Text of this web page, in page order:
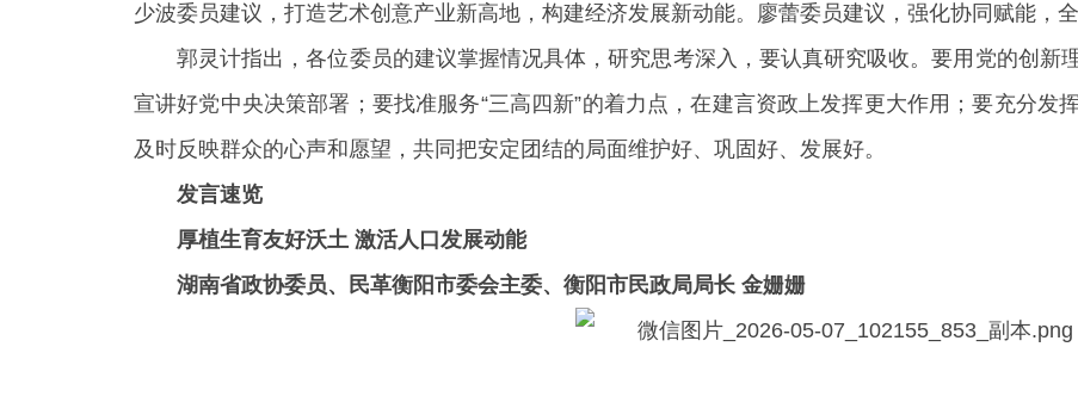
少波委员建议，打造艺术创意产业新高地，构建经济发展新动能。廖蕾委员建议，强化协同赋能，
郭灵计指出，各位委员的建议掌握情况具体，研究思考深入，要认真研究吸收。要用党的创新
宣讲好党中央决策部署；要找准服务“三高四新”的着力点，在建言资政上发挥更大作用；要充分发
及时反映群众的心声和愿望，共同把安定团结的局面维护好、巩固好、发展好。
发言速览
厚植生育友好沃土 激活人口发展动能
湖南省政协委员、民革衡阳市委会主委、衡阳市民政局局长 金姗姗